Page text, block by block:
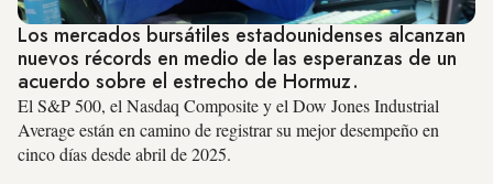
Los mercados bursátiles estadounidenses alcanzan
nuevos récords en medio de las esperanzas de un
acuerdo sobre el estrecho de Hormuz.
El S&P 500, el Nasdaq Composite y el Dow Jones Industrial
Average están en camino de registrar su mejor desempeño en
cinco días desde abril de 2025.